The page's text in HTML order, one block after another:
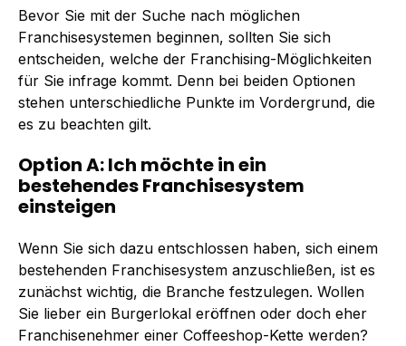
Bevor Sie mit der Suche nach möglichen
Franchisesystemen beginnen, sollten Sie sich
entscheiden, welche der Franchising-Möglichkeiten
für Sie infrage kommt. Denn bei beiden Optionen
stehen unterschiedliche Punkte im Vordergrund, die
es zu beachten gilt.
Option A: Ich möchte in ein
bestehendes Franchisesystem
einsteigen
Wenn Sie sich dazu entschlossen haben, sich einem
bestehenden Franchisesystem anzuschließen, ist es
zunächst wichtig, die Branche festzulegen. Wollen
Sie lieber ein Burgerlokal eröffnen oder doch eher
Franchisenehmer einer Coffeeshop-Kette werden?